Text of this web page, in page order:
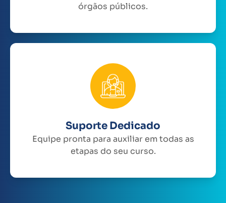
órgãos públicos.
Suporte Dedicado
Equipe pronta para auxiliar em todas as
etapas do seu curso.